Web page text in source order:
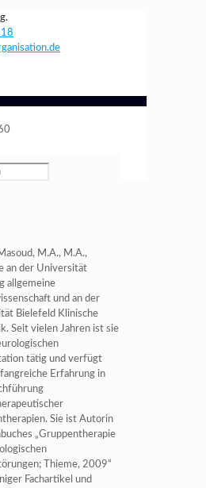
M.A., M.A.,
an der Universität
allgemeine
und an der
Bielefeld Klinische
Seit vielen Jahren ist sie
tätig und verfügt
Erfahrung in
Sie ist Autorin
„Gruppentherapie
Thieme, 2009“
Fachartikel und